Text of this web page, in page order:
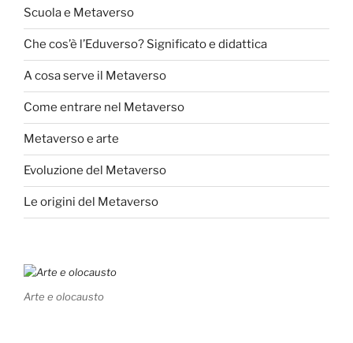
Scuola e Metaverso
Che cos’è l’Eduverso? Significato e didattica
A cosa serve il Metaverso
Come entrare nel Metaverso
Metaverso e arte
Evoluzione del Metaverso
Le origini del Metaverso
Arte e olocausto